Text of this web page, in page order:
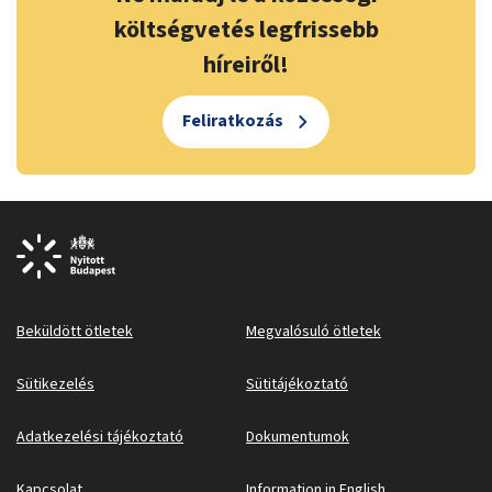
költségvetés legfrissebb
híreiről!
Feliratkozás
Beküldött ötletek Megvalósuló ötletek
Sütikezelés Sütitájékoztató
Adatkezelési tájékoztató Dokumentumok